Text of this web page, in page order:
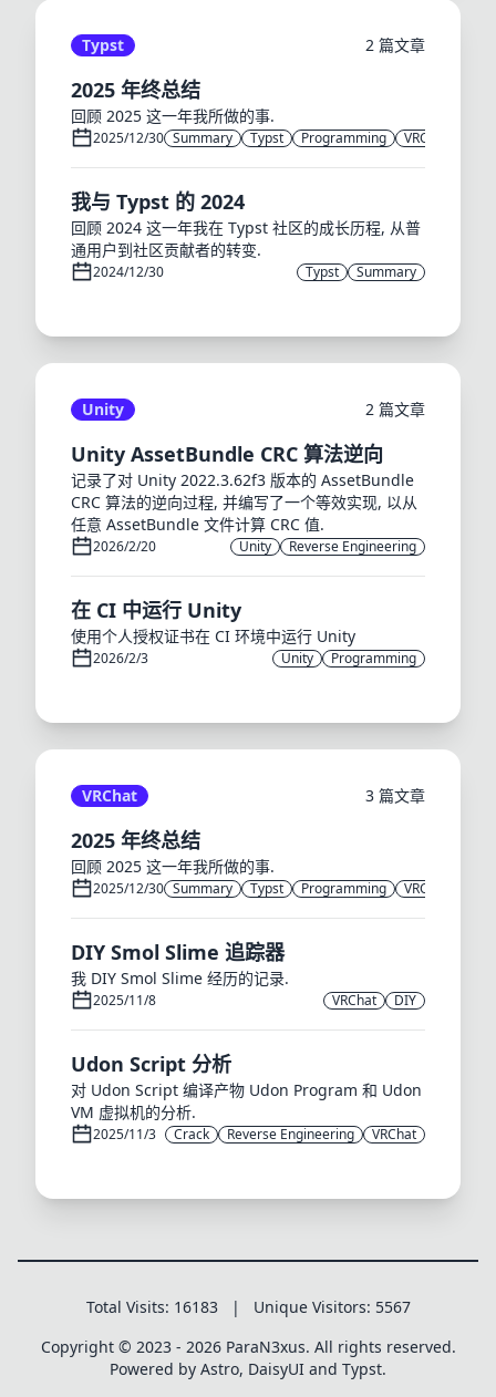
Typst 2 篇文章
2025 年终总结
回顾 2025 这一年我所做的事.
2025/12/30 Summary Typst Programming VRChat
我与 Typst 的 2024
回顾 2024 这一年我在 Typst 社区的成长历程, 从普
通用户到社区贡献者的转变.
2024/12/30 Typst Summary
Unity 2 篇文章
Unity AssetBundle CRC 算法逆向
记录了对 Unity 2022.3.62f3 版本的 AssetBundle
CRC 算法的逆向过程, 并编写了一个等效实现, 以从
任意 AssetBundle 文件计算 CRC 值.
2026/2/20 Unity Reverse Engineering
在 CI 中运行 Unity
使用个人授权证书在 CI 环境中运行 Unity
2026/2/3 Unity Programming
VRChat 3 篇文章
2025 年终总结
回顾 2025 这一年我所做的事.
2025/12/30 Summary Typst Programming VRChat
DIY Smol Slime 追踪器
我 DIY Smol Slime 经历的记录.
2025/11/8 VRChat DIY
Udon Script 分析
对 Udon Script 编译产物 Udon Program 和 Udon
VM 虚拟机的分析.
2025/11/3 Crack Reverse Engineering VRChat
Total Visits: 16183 | Unique Visitors: 5567
Copyright © 2023 - 2026 ParaN3xus. All rights reserved.
Powered by Astro, DaisyUI and Typst.